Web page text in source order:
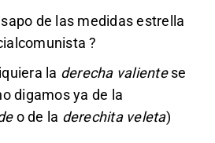
de las medidas estrella
?
la derecha valientese
digamos ya de la
o de la derechita veleta)